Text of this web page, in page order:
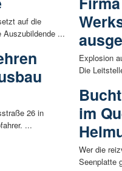
auf die
Auszubildende ...
26 in
...
Explosion
Die
im
Wer die
Seenplatte